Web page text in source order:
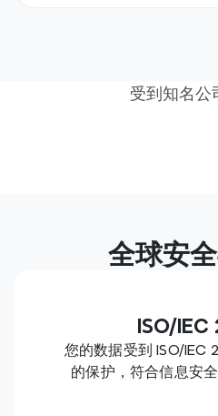
受到知名公
全球安
ISO/IEC
您的数据受到 ISO/IEC
的保护，符合信息安